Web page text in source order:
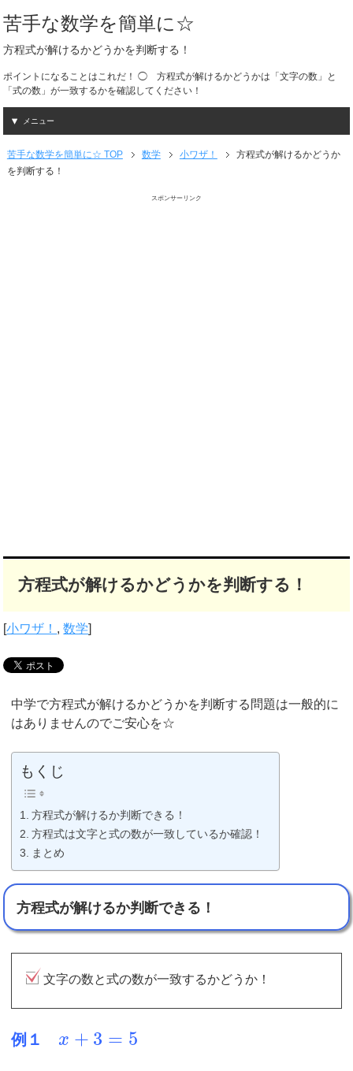
苦手な数学を簡単に☆
方程式が解けるかどうかを判断する！
ポイントになることはこれだ！ ◯ 方程式が解けるかどうかは「文字の数」と
「式の数」が一致するかを確認してください！
メニュー
苦手な数学を簡単に☆ TOP 数学 小ワザ！
方程式が解けるかどうか
を判断する！
スポンサーリンク
方程式が解けるかどうかを判断する！
[小ワザ！ ,数学]
中学で方程式が解けるかどうかを判断する問題は一般的に
はありませんのでご安心を☆
もくじ
方程式が解けるか判断できる！
方程式は文字と式の数が一致しているか確認！
まとめ
方程式が解けるか判断できる！
文字の数と式の数が一致するかどうか！
例１ x + 3 = 5